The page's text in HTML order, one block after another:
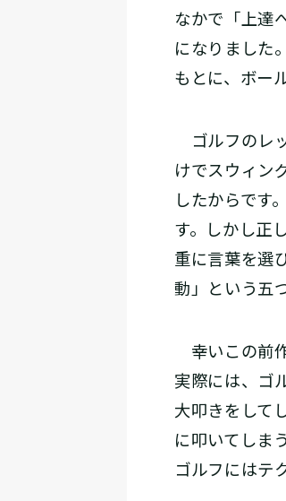
なかで「上達
になりました
もとに、ボー
ゴルフのレ
けでスウィン
したからです
す。しかし正
重に言葉を選
動」という五
幸いこの前
実際には、ゴ
大叩きをして
に叩いてしま
ゴルフにはテ